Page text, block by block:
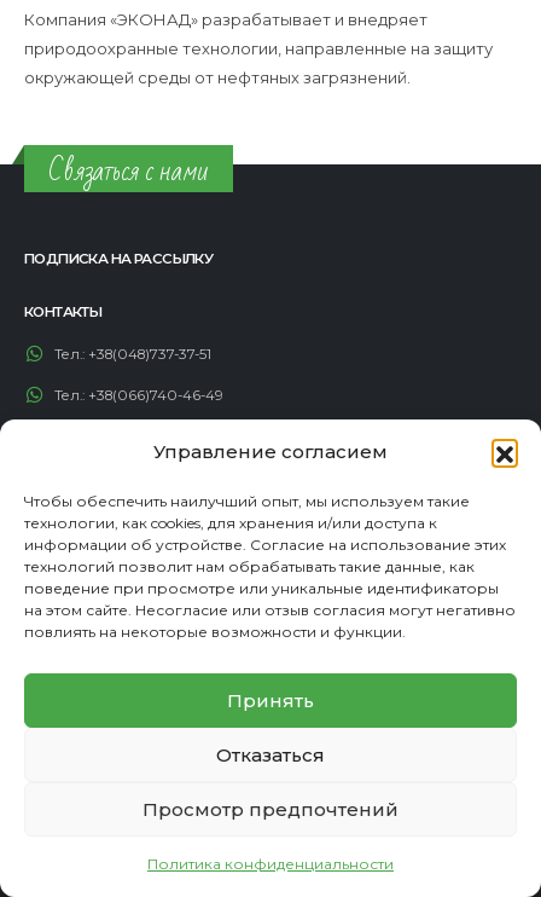
Управление согласием
Чтобы обеспечить наилучший опыт, мы используем такие
технологии, как cookies, для хранения и/или доступа к
информации об устройстве. Согласие на использование этих
технологий позволит нам обрабатывать такие данные, как
поведение при просмотре или уникальные идентификаторы
на этом сайте. Несогласие или отзыв согласия могут негативно
повлиять на некоторые возможности и функции.
Принять
Отказаться
Просмотр предпочтений
Политика конфиденциальности
Компания «ЭКОНАД» разрабатывает и внедряет
природоохранные технологии, направленные на защиту
окружающей среды от нефтяных загрязнений.
Связаться с нами
ПОДПИСКА НА РАССЫЛКУ
КОНТАКТЫ
Тел.: +38(048)737-37-51
Тел.: +38(066)740-46-49
Тел.: +38(050)395-45-84
Тел.: +38(050)492-23-46
contact@econadin.com